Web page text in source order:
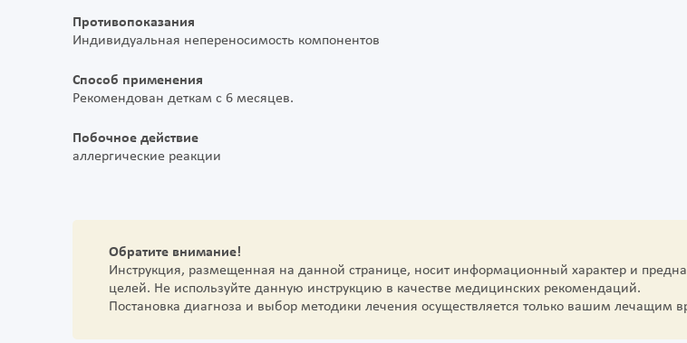
Противопоказания
Индивидуальная непереносимость компонентов
Способ применения
Рекомендован деткам с 6 месяцев.
Побочное действие
аллергические реакции
Обратите внимание!
Инструкция, размещенная на данной странице, носит информационный характер и
целей. Не используйте данную инструкцию в качестве медицинских рекомендаций.
Постановка диагноза и выбор методики лечения осуществляется только вашим лечащим